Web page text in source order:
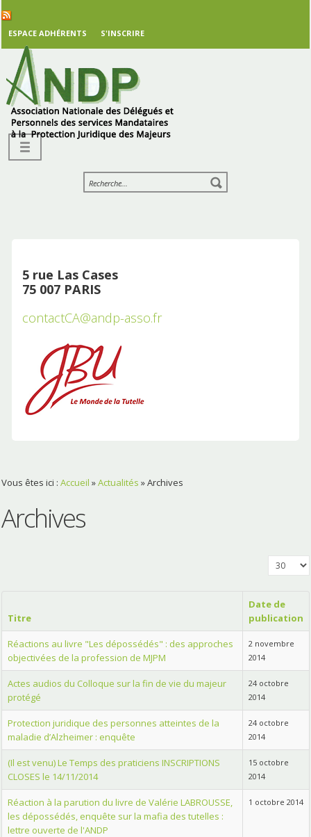
ESPACE ADHÉRENTS S'INSCRIRE
5 rue Las Cases
75 007 PARIS
contactCA@andp-asso.fr
Vous êtes ici : Accueil »Actualités »Archives
Archives
Titre
Date de
publication
Réactions au livre "Les dépossédés" : des approches
objectivées de la profession de MJPM
2 novembre
2014
Actes audios du Colloque sur la fin de vie du majeur
protégé
24 octobre
2014
Protection juridique des personnes atteintes de la
maladie d’Alzheimer : enquête
24 octobre
2014
(Il est venu) Le Temps des praticiens INSCRIPTIONS
CLOSES le 14/11/2014
15 octobre
2014
Réaction à la parution du livre de Valérie LABROUSSE,
les dépossédés, enquête sur la mafia des tutelles :
lettre ouverte de l'ANDP
1 octobre 2014